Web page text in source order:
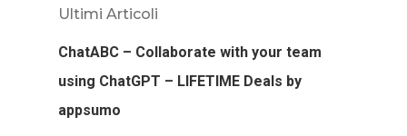
Ultimi Articoli
ChatABC – Collaborate with your team
using ChatGPT – LIFETIME Deals by
appsumo